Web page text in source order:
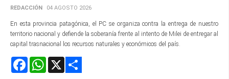
REDACCIÓN 04 AGOSTO 2026
En esta provincia patagónica, el PC se organiza contra la entrega de nuestro
territorio nacional y defiende la soberanía frente al intento de Milei de entregar al
capital trasnacional los recursos naturales y económicos del país.
FacebookWhatsApp